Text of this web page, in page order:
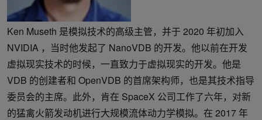
Ken Museth 是模拟技术的高级主管，并于 2020 年初加入
NVIDIA ，当时他发起了 NanoVDB 的开发。他以前在开发
虚拟现实技术的时候，一直致力于虚拟现实的开发。他是
VDB 的创建者和 OpenVDB 的首席架构师，也是其技术指导
委员会的主席。此外，肯在 SpaceX 公司工作了六年，对新
的猛禽火箭发动机进行大规模流体动力学模拟。在 2017 年